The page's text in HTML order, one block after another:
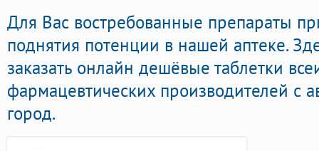
Для Вас востребованные препараты
поднятия потенции в нашей аптеке.
заказать онлайн дешёвые таблетки
фармацевтических производителей с
город.